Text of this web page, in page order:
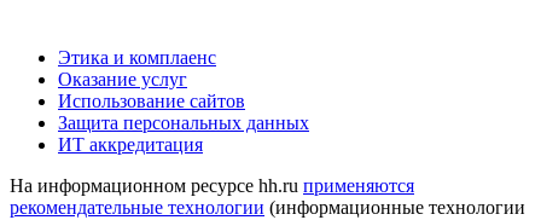
Этика и комплаенс
Оказание услуг
Использование сайтов
Защита персональных данных
ИТ аккредитация
На информационном ресурсе hh.ru применяются
рекомендательные технологии (информационные технологии